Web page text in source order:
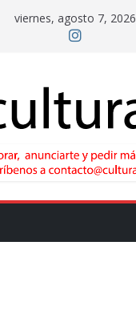
viernes, agosto 7, 2026